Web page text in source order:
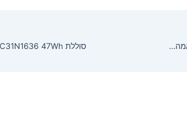
סוללת Lenovo L19C3PF4 45Wh – התאמה מלאה למחשבים ניידים IdeaPad 5